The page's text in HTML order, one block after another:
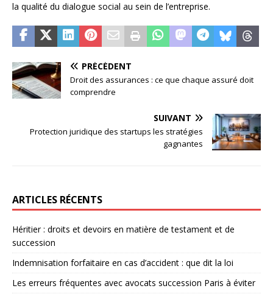
la qualité du dialogue social au sein de l’entreprise.
PRÉCÉDENT
Droit des assurances : ce que chaque assuré doit
comprendre
SUIVANT
Protection juridique des startups les stratégies
gagnantes
ARTICLES RÉCENTS
Héritier : droits et devoirs en matière de testament et de
succession
Indemnisation forfaitaire en cas d’accident : que dit la loi
Les erreurs fréquentes avec avocats succession Paris à éviter